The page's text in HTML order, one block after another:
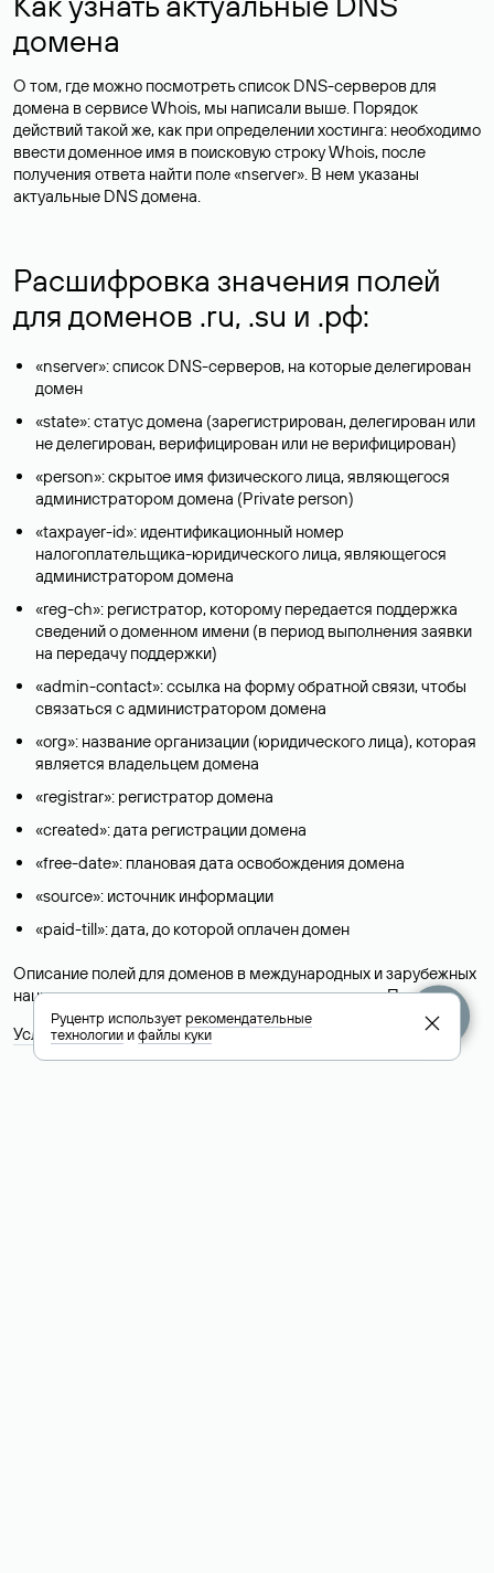
домена
О том, где можно посмотреть список DNS-серверов для
домена в сервисе Whois, мы написали выше. Порядок
действий такой же, как при определении хостинга: необходимо
ввести доменное имя в поисковую строку Whois, после
получения ответа найти поле «nserver». В нем указаны
актуальные DNS домена.
Расшифровка значения полей
для доменов .ru, .su и .рф:
«nserver»: список DNS-серверов, на которые делегирован
домен
«state»: статус домена (зарегистрирован, делегирован или
не делегирован, верифицирован или не верифицирован)
«person»: скрытое имя физического лица, являющегося
администратором домена (Privatе person)
«taxpayer-id»: идентификационный номер
налогоплательщика-юридического лица, являющегося
администратором домена
«reg-ch»: регистратор, которому передается поддержка
сведений о доменном имени (в период выполнения заявки
на передачу поддержки)
«admin-contact»: ссылка на форму обратной связи, чтобы
связаться с администратором домена
«org»: название организации (юридического лица), которая
является владельцем домена
«registrar»: регистратор домена
«created»: дата регистрации домена
«free-date»: плановая дата освобождения домена
«source»: источник информации
«paid-till»: дата, до которой оплачен домен
Описание полей для доменов в международных и зарубежных
национальных доменах представлены в разделе «Помощь».
Условия использования Whois-сервиса
Руцентр используетрекомендательные
технологииифайлы куки